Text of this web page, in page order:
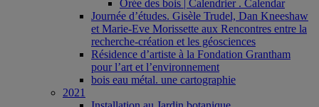
Orée des bois | Calendrier . Calendar
Journée d’études. Gisèle Trudel, Dan Kneeshaw
et Marie-Eve Morissette aux Rencontres entre la
recherche-création et les géosciences
Résidence d’artiste à la Fondation Grantham
pour l’art et l’environnement
bois eau métal. une cartographie
2021